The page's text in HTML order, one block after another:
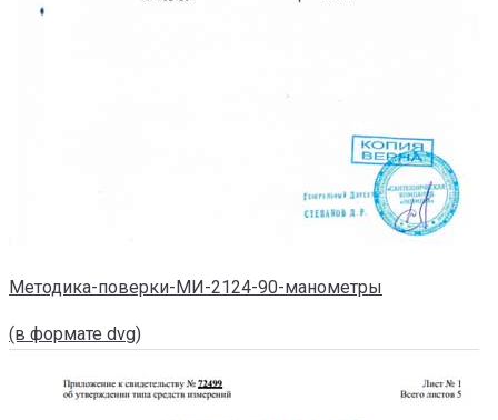
Методика-поверки-МИ-2124-90-манометры
(в формате dvg)